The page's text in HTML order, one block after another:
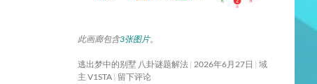
此画廊包含3张图片。
逃出梦中的别墅 八卦谜题解法 2026年6月27日
域
主 V1STA 留下评论